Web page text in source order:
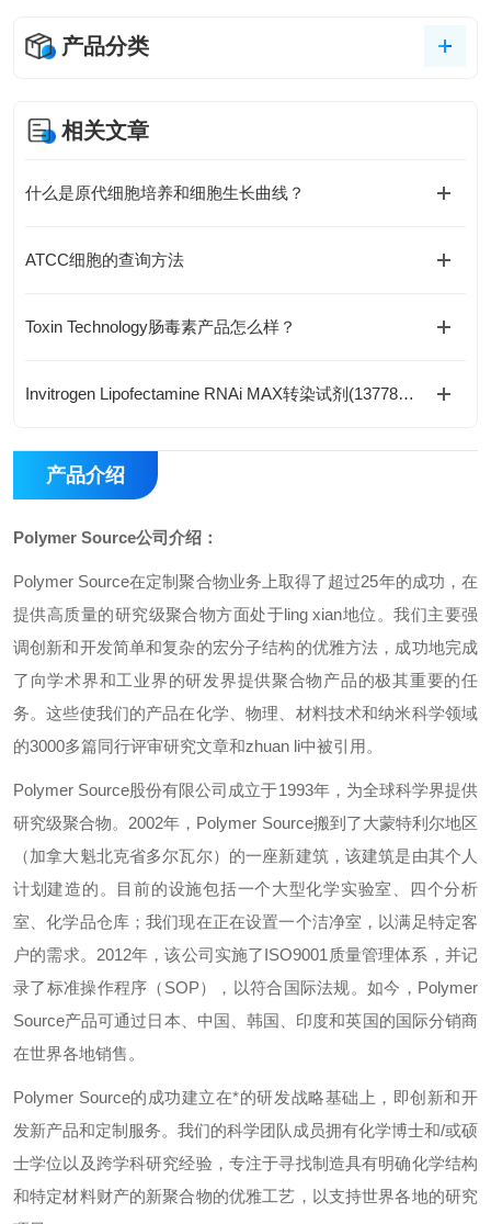
产品分类
相关文章
什么是原代细胞培养和细胞生长曲线？
ATCC细胞的查询方法
Toxin Technology肠毒素产品怎么样？
Invitrogen Lipofectamine RNAi MAX转染试剂(13778150/13778030)
产品介绍
Polymer Source公司介绍：
Polymer Source在定制聚合物业务上取得了超过25年的成功，在
提供高质量的研究级聚合物方面处于ling xian地位。我们主要强
调创新和开发简单和复杂的宏分子结构的优雅方法，成功地完成
了向学术界和工业界的研发界提供聚合物产品的极其重要的任
务。这些使我们的产品在化学、物理、材料技术和纳米科学领域
的3000多篇同行评审研究文章和zhuan li中被引用。
Polymer Source股份有限公司成立于1993年，为全球科学界提供
研究级聚合物。2002年，Polymer Source搬到了大蒙特利尔地区
（加拿大魁北克省多尔瓦尔）的一座新建筑，该建筑是由其个人
计划建造的。目前的设施包括一个大型化学实验室、四个分析
室、化学品仓库；我们现在正在设置一个洁净室，以满足特定客
户的需求。2012年，该公司实施了ISO9001质量管理体系，并记
录了标准操作程序（SOP），以符合国际法规。如今，Polymer
Source产品可通过日本、中国、韩国、印度和英国的国际分销商
在世界各地销售。
Polymer Source的成功建立在*的研发战略基础上，即创新和开
发新产品和定制服务。我们的科学团队成员拥有化学博士和/或硕
士学位以及跨学科研究经验，专注于寻找制造具有明确化学结构
和特定材料财产的新聚合物的优雅工艺，以支持世界各地的研究